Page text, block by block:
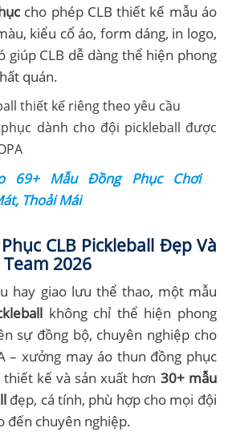
cho phép CLB thiết kế mẫu áo
kiểu cổ áo, form dáng, in logo,
giúp CLB dễ dàng thể hiện phong
quán.
dành cho đội pickleball được
69+ Mẫu Đồng Phục Chơi
Thoải Mái
CLB Pickleball Đẹp Và
2026
hay giao lưu thể thao, một mẫu
không chỉ thể hiện phong
sự đồng bộ, chuyên nghiệp cho
– xưởng may áo thun đồng phục
kế và sản xuất hơn 30+ mẫu
đẹp, cá tính, phù hợp cho mọi đội
đến chuyên nghiệp.